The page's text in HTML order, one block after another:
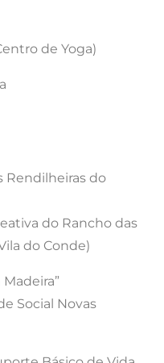
de Yoga)
Rendilheiras do
do Rancho das
do Conde)
Social Novas